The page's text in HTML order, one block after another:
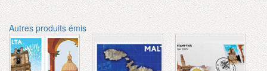
Autres produits émis